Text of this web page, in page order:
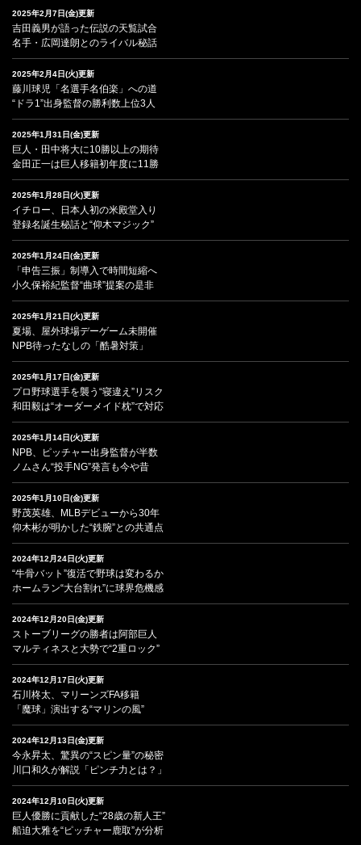
2025年2月7日(金)更新
吉田義男が語った伝説の天覧試合
名手・広岡達朗とのライバル秘話
2025年2月4日(火)更新
藤川球児「名選手名伯楽」への道
“ドラ1”出身監督の勝利数上位3人
2025年1月31日(金)更新
巨人・田中将大に10勝以上の期待
金田正一は巨人移籍初年度に11勝
2025年1月28日(火)更新
イチロー、日本人初の米殿堂入り
登録名誕生秘話と“仰木マジック”
2025年1月24日(金)更新
「申告三振」制導入で時間短縮へ
小久保裕紀監督“曲球”提案の是非
2025年1月21日(火)更新
夏場、屋外球場デーゲーム未開催
NPB待ったなしの「酷暑対策」
2025年1月17日(金)更新
プロ野球選手を襲う“寝違え”リスク
和田毅は“オーダーメイド枕”で対応
2025年1月14日(火)更新
NPB、ピッチャー出身監督が半数
ノムさん“投手NG”発言も今や昔
2025年1月10日(金)更新
野茂英雄、MLBデビューから30年
仰木彬が明かした“鉄腕”との共通点
2024年12月24日(火)更新
“牛骨バット”復活で野球は変わるか
ホームラン“大台割れ”に球界危機感
2024年12月20日(金)更新
ストーブリーグの勝者は阿部巨人
マルティネスと大勢で“2重ロック”
2024年12月17日(火)更新
石川柊太、マリーンズFA移籍
「魔球」演出する“マリンの風”
2024年12月13日(金)更新
今永昇太、驚異の“スピン量”の秘密
川口和久が解説「ピンチ力とは？」
2024年12月10日(火)更新
巨人優勝に貢献した“28歳の新人王”
船迫大雅を“ピッチャー鹿取”が分析